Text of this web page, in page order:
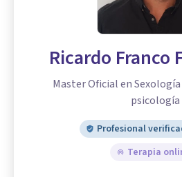
Ricardo Franco
Master Oficial en Sexología
psicología
Profesional
Terapia